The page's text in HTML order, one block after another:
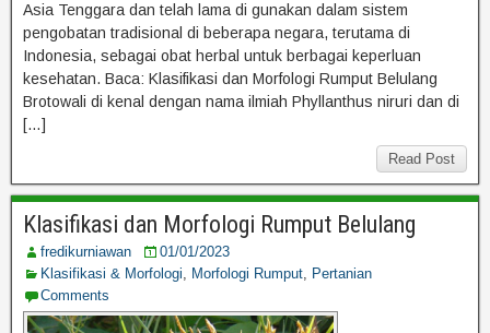
Asia Tenggara dan telah lama di gunakan dalam sistem
pengobatan tradisional di beberapa negara, terutama di
Indonesia, sebagai obat herbal untuk berbagai keperluan
kesehatan. Baca: Klasifikasi dan Morfologi Rumput Belulang
Brotowali di kenal dengan nama ilmiah Phyllanthus niruri dan di
[…]
Read Post
Klasifikasi dan Morfologi Rumput Belulang
fredikurniawan
01/01/2023
Klasifikasi & Morfologi, Morfologi Rumput, Pertanian
Comments